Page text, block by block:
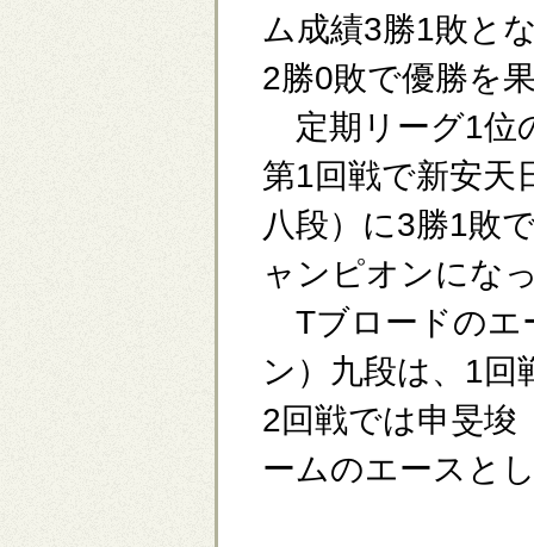
ム成績3勝1敗と
2勝0敗で優勝を
定期リーグ1位
第1回戦で新安天
八段）に3勝1敗
ャンピオンにな
Tブロードのエ
ン）九段は、1回
2回戦では申旻埈
ームのエースと